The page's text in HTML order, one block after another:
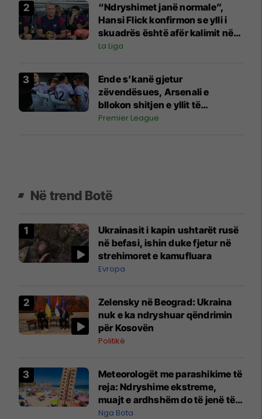
“Ndryshimet janë normale”,
Hansi Flick konfirmon se ylli i
skuadrës është afër kalimit në
Ligën Premier
La Liga
Ende s’kanë gjetur
zëvendësues, Arsenali e
bllokon shitjen e yllit të
skuadrës
Premier League
Në trend Botë
Ukrainasit i kapin ushtarët rusë
në befasi, ishin duke fjetur në
strehimoret e kamufluara
Evropa
Zelensky në Beograd: Ukraina
nuk e ka ndryshuar qëndrimin
për Kosovën
Politikë
Meteorologët me parashikime të
reja: Ndryshime ekstreme,
muajt e ardhshëm do të jenë të
pazakontë
Nga Bota